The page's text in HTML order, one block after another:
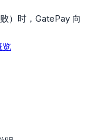
）时，GatePay 向
览